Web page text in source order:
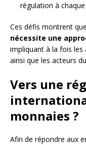
régulation à chaque
Ces défis montrent que
nécessite une
impliquant à la fois
ainsi que les acteurs
Vers une
monnaies ?
Afin de répondre aux